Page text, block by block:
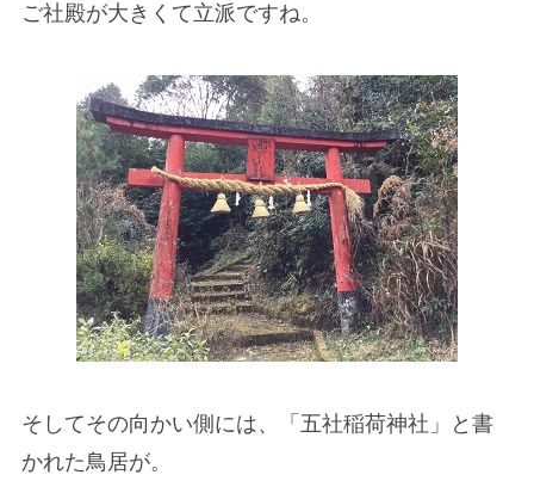
ご社殿が大きくて立派ですね。
そしてその向かい側には、「五社稲荷神社」と書
かれた鳥居が。